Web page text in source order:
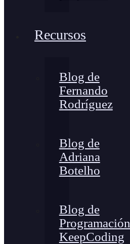
Recursos
Blog de
Fernando
Rodríguez
Blog de
Adriana
Botelho
Blog de
Programación
KeepCoding